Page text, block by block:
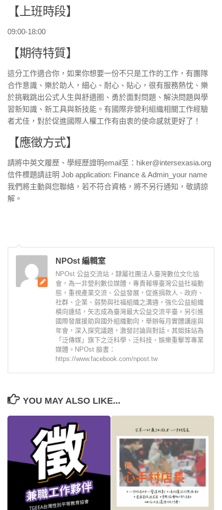
【上班時段】
09:00-18:00
【期待特質】
這分工作適合你，如果你想要一份不只是工作的工作，有團隊
合作意識、樂於助人，細心、耐心、貼心，很有服務熱忱、樂
於挑戰跳出公式人生與舒適圈、勇於面對問題、解決問題與學
習新知識、新工具與新技能。有國際非營利組織相關工作經驗
者尤佳，對於促進國際人權工作有由衷的使命感就更好了！
【應徵方式】
請將中英文履歷、學經歷證明email至：hiker@intersexasia.org
信件標題請註明 Job application: Finance & Admin_your name
我們將主動與您聯絡，若不符合資格，將不另行通知，敬請諒
解。
NPOst 編輯室
NPOst 公益交流站，隸屬社團法人臺灣數位文化協
會，為一非營利數位媒體，專責報導臺灣公益社福動
態，重視產業交流、公益發展，促進捐款人、政府、
社群、企業、弱勢與社福組織之溝通，強化公益組織
橫向連結，矢志成為臺灣最大公益交流平臺。另引進
國際發展援助與國外組織動向，舉辦每月實體講座與
年會，深入探究議題，激發討論與對話。其姐妹站為
「泛傳媒」旗下之泛科學、泛科技、娛樂重擊等專業
媒體。NPOst 臉書：
https://www.facebook.com/npost.tw
YOU MAY ALSO LIKE...